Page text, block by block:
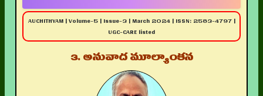
AUCHITHYAM | Volume-5 | Issue-3 | March 2024 | ISSN: 2583-4797 |
UGC-CARE listed
3. అనువాద మూల్యాంకన